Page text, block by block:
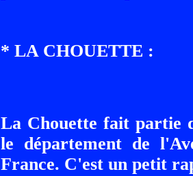
* LA CHOUETTE :
La Chouette fait partie
le département de
France. C'est un petit